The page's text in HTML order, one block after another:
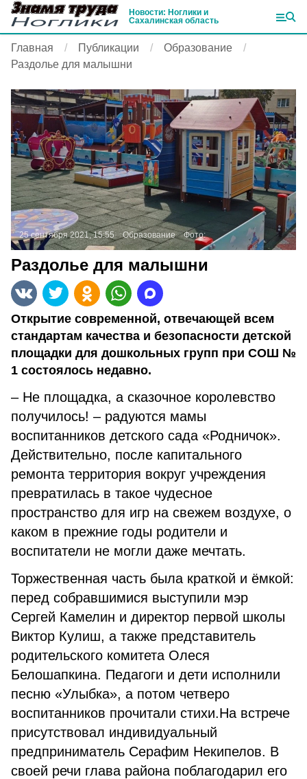
Новости: Ноглики и
Сахалинская область
Главная Публикации
Образование
Раздолье для малышни
25 сентября 2021, 15:55 Образование Фото:
Раздолье для малышни
Открытие современной, отвечающей всем
стандартам качества и безопасности детской
площадки для дошкольных групп при СОШ №
1 состоялось недавно.
– Не площадка, а сказочное королевство
получилось! – радуются мамы
воспитанников детского сада «Родничок».
Действительно, после капитального
ремонта территория вокруг учреждения
превратилась в такое чудесное
пространство для игр на свежем воздухе, о
каком в прежние годы родители и
воспитатели не могли даже мечтать.
Торжественная часть была краткой и ёмкой:
перед собравшимися выступили мэр
Сергей Камелин и директор первой школы
Виктор Кулиш, а также представитель
родительского комитета Олеся
Белошапкина. Педагоги и дети исполнили
песню «Улыбка», а потом четверо
воспитанников прочитали стихи.На встрече
присутствовал индивидуальный
предприниматель Серафим Некипелов. В
своей речи глава района поблагодарил его